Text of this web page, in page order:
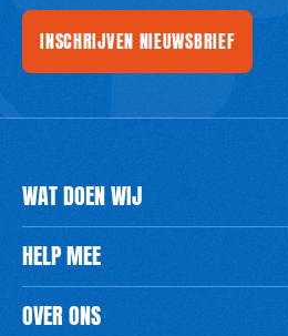
INSCHRIJVEN NIEUWSBRIEF
WAT DOEN WIJ
HELP MEE
OVER ONS